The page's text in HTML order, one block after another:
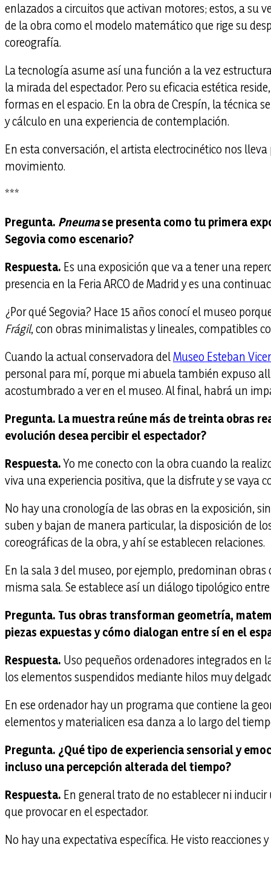
enlazados a circuitos que activan motores; estos, a su
de la obra como el modelo matemático que rige su
coreografía.
La tecnología asume así una función a la vez
la mirada del espectador. Pero su eficacia estética
formas en el espacio. En la obra de Crespín, la
y cálculo en una experiencia de contemplación.
En esta conversación, el artista electrocinético nos
movimiento.
***
Pregunta. Pneumase presenta como tu primera
Segovia como escenario?
Respuesta. Es una exposición que va a tener una
presencia en la Feria ARCO de Madrid y es una
¿Por qué Segovia? Hace 15 años conocí el museo
Frágil, con obras minimalistas y lineales, compatibles
Cuando la actual conservadora delMuseo Esteban
personal para mí, porque mi abuela también expuso
acostumbrado a ver en el museo. Al final, habrá un
Pregunta. La muestra reúne más de treinta obras
evolución desea percibir el espectador?
Respuesta.Yo me conecto con la obra cuando la
viva una experiencia positiva, que la disfrute y se vaya
No hay una cronología de las obras en la exposición,
suben y bajan de manera particular, la disposición de
coreográficas de la obra, y ahí se establecen relaciones.
En la sala 3 del museo, por ejemplo, predominan
misma sala. Se establece así un diálogo tipológico
Pregunta. Tus obras transforman geometría,
piezas expuestas y cómo dialogan entre sí en el
Respuesta. Uso pequeños ordenadores integrados
los elementos suspendidos mediante hilos muy
En ese ordenador hay un programa que contiene la
elementos y materialicen esa danza a lo largo del
Pregunta. ¿Qué tipo de experiencia sensorial y
incluso una percepción alterada del tiempo?
Respuesta. En general trato de no establecer ni
que provocar en el espectador.
No hay una expectativa específica. He visto reacciones